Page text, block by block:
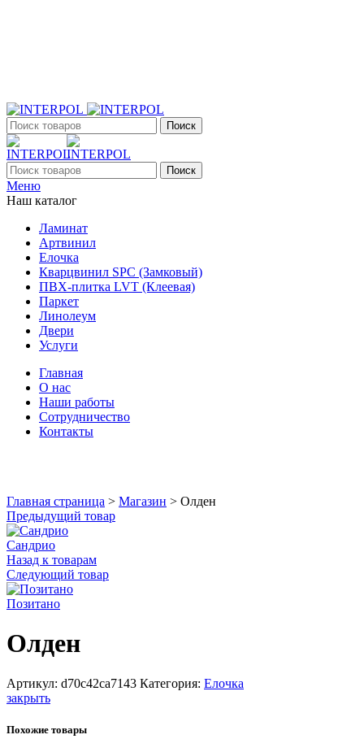
Поиск
Поиск
Меню
Наш каталог
Ламинат
Артвинил
Елочка
Кварцвинил SPC (Замковый)
ПВХ-плитка LVT (Клеевая)
Паркет
Линолеум
Двери
Услуги
Главная
О нас
Наши работы
Сотрудничество
Контакты
Главная страница > Магазин > Олден
Предыдущий товар
Сандрио
Назад к товарам
Следующий товар
Позитано
Олден
Артикул: d70c42ca7143 Категория: Елочка
закрыть
Похожие товары